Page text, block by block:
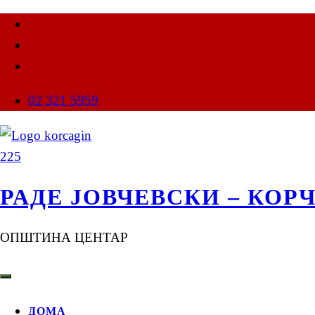
02 321 5959
РАДЕ ЈОВЧЕВСКИ –
ОПШТИНА ЦЕНТАР
ДОМА